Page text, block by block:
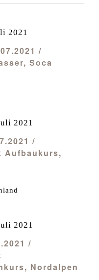
/
Soca
2021
/
Aufbaukurs,
2021
/
Nordalpen
2021